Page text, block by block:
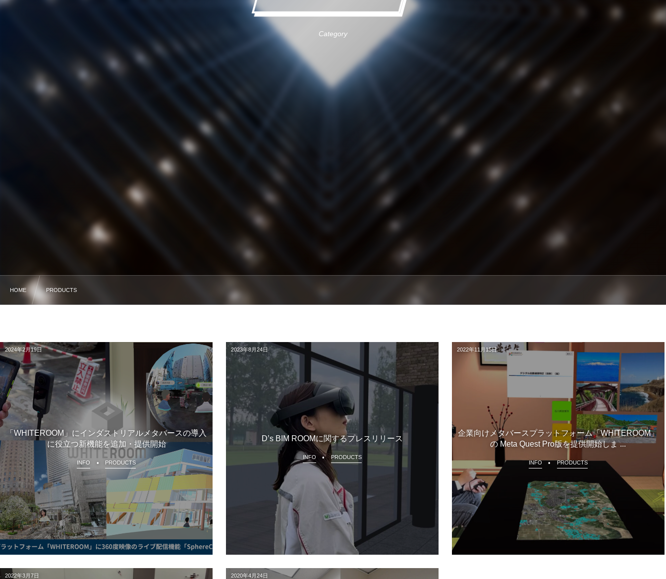
Category
HOME PRODUCTS
2024年2月19日
「WHITEROOM」にインダストリアルメタバースの導入
に役立つ新機能を追加・提供開始
INFO PRODUCTS
2023年8月24日
D’s BIM ROOMに関するプレスリリース
INFO PRODUCTS
2022年11月15日
企業向けメタバースプラットフォーム「WHITEROOM」
の Meta Quest Pro版を提供開始しま ...
INFO PRODUCTS
2022年3月7日 2020年4月24日